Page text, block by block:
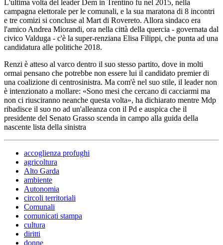
L'ultima volta del leader Dem in Trentino fu nel 2015, nella
campagna elettorale per le comunali, e la sua maratona di 8 incontri
e tre comizi si concluse al Mart di Rovereto. Allora sindaco era
l'amico Andrea Miorandi, ora nella città della quercia - governata dal
civico Valduga - c'è la super-renziana Elisa Filippi, che punta ad una
candidatura alle politiche 2018.
Renzi è atteso al varco dentro il suo stesso partito, dove in molti
ormai pensano che potrebbe non essere lui il candidato premier di
una coalizione di centrosinistra. Ma com'è nel suo stile, il leader non
è intenzionato a mollare: «Sono mesi che cercano di cacciarmi ma
non ci riusciranno neanche questa volta», ha dichiarato mentre Mdp
ribadisce il suo no ad un'alleanza con il Pd e auspica che il
presidente del Senato Grasso scenda in campo alla guida della
nascente lista della sinistra
accoglienza profughi
agricoltura
Alto Garda
ambiente
Autonomia
circoli territoriali
Comunali
comunicati stampa
cultura
diritti
donne